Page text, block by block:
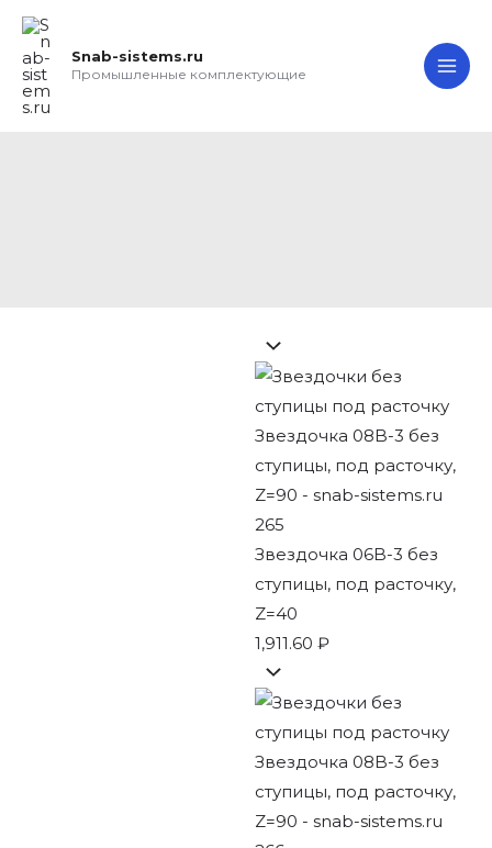
Перейти
содержимому
Snab-sistems.ru
Промышленные комплектующие
Звездочка 06B-3 без
ступицы, под расточку,
Z=40
1,911.60₽
3
Search...